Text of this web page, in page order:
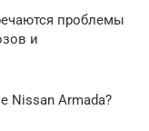
проблемы
и
Nissan Armada?